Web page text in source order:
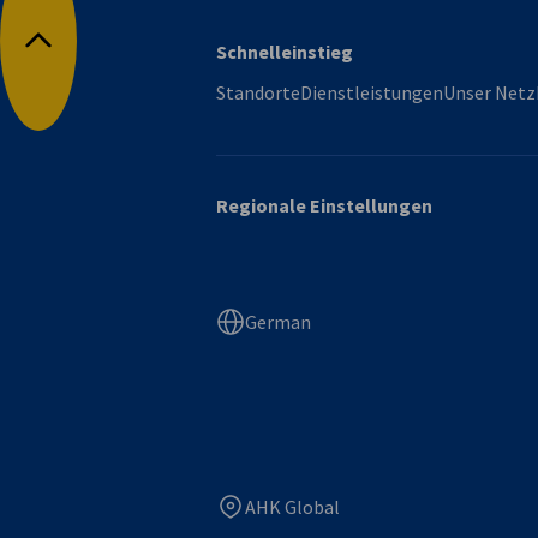
Nach oben
Schnelleinstieg
StandorteDienstleistungenUnser Netz
Regionale Einstellungen
German
AHK Global